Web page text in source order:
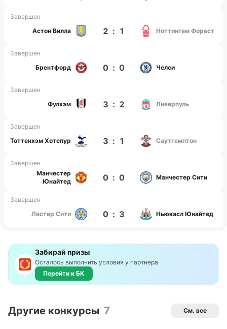
Завершен
Астон Вилла
2 : 1 Ноттингем Форест
Завершен
Брентфорд
0 : 0 Челси
Завершен
Фулхэм
3 : 2 Ливерпуль
Завершен
Тоттенхэм Хотспур
3 : 1 Саутгемптон
Завершен
Манчестер
Юнайтед
0 : 0 Манчестер Сити
Завершен
Лестер Сити
0 : 3 Ньюкасл Юнайтед
Забирай призы
Осталось выполнить условия у партнера
Перейти к БК
Другие конкурсы 7 См. все